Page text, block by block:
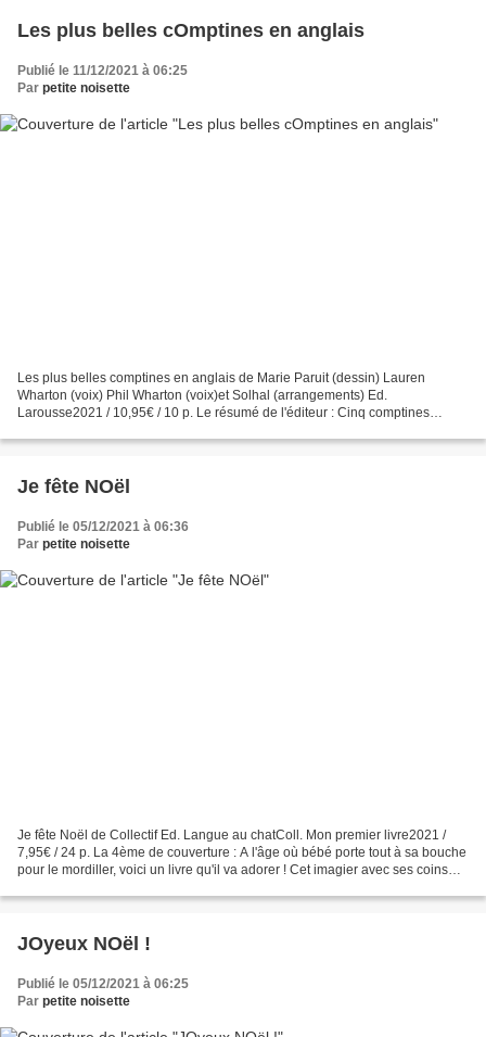
Les plus belles cOmptines en anglais
Publié le 11/12/2021 à 06:25
Par petite noisette
Les plus belles comptines en anglais de Marie Paruit (dessin) Lauren
Wharton (voix) Phil Wharton (voix)et Solhal (arrangements) Ed.
Larousse2021 / 10,95€ / 10 p. Le résumé de l'éditeur : Cinq comptines
Je fête NOël
Publié le 05/12/2021 à 06:36
Par petite noisette
Je fête Noël de Collectif Ed. Langue au chatColl. Mon premier livre2021 /
7,95€ / 24 p. La 4ème de couverture : A l'âge où bébé porte tout à sa bouche
pour le mordiller, voici un livre qu'il va adorer ! Cet imagier avec ses coins
JOyeux NOël !
Publié le 05/12/2021 à 06:25
Par petite noisette